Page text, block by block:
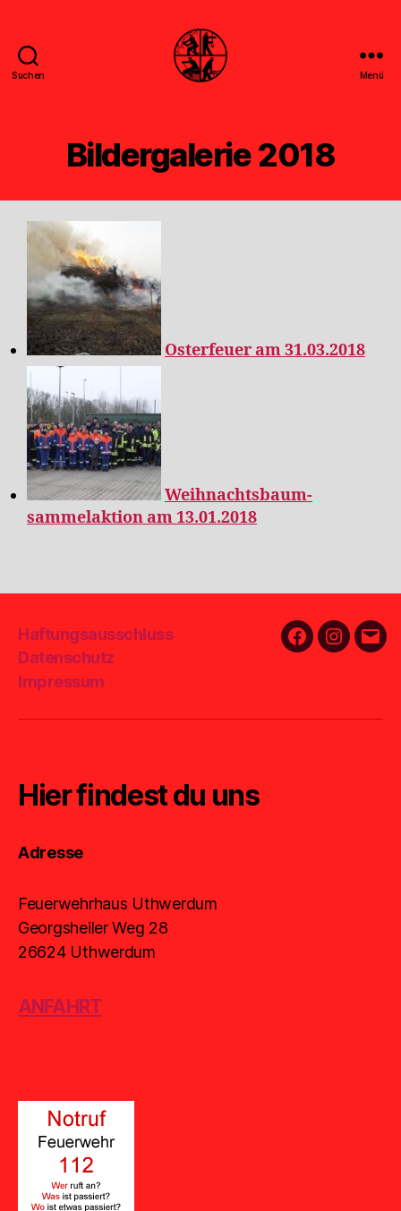
Suchen Menü
Bildergalerie 2018
Osterfeuer am 31.03.2018
Weihnachtsbaum-
sammelaktion am 13.01.2018
Haftungsausschluss
Datenschutz
Impressum
FacebookE-
Hier findest du uns
Adresse
Feuerwehrhaus Uthwerdum
Georgsheiler Weg 28
26624 Uthwerdum
ANFAHRT